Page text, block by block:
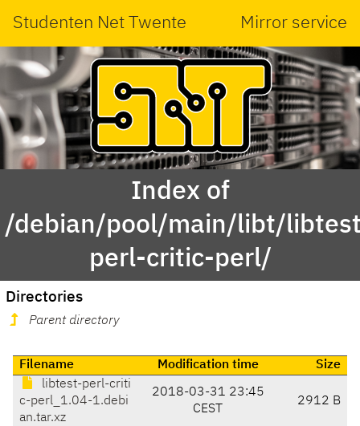
Studenten Net Twente Mirror service
Index of
/debian/pool/main/libt/
perl-critic-perl/
Directories
Parent directory
Filename Modification time
Size
libtest-perl-criti
c-perl_1.04-1.debi
an.tar.xz
2018-03-31 23:45
CEST
2912 B